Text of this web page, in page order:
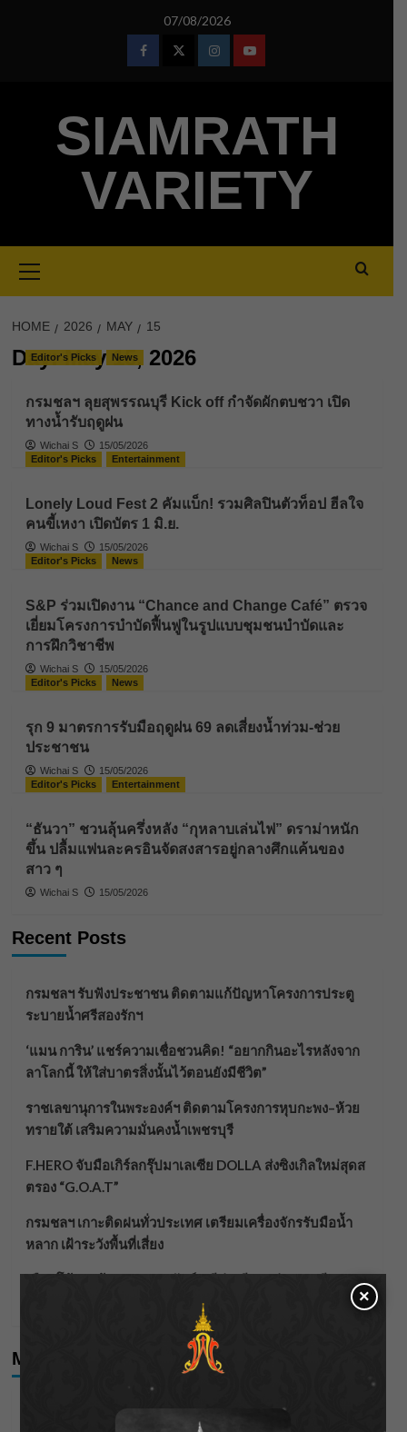
07/08/2026
FacebookTwitterInstagramYoutube
SIAMRATH
VARIETY
Menu
HOME 2026 MAY 15
Day:May 15, 2026
Editor's Picks News
กรมชลฯ ลุยสุพรรณบุรี Kick off กำจัดผักตบชวา เปิด
ทางน้ำรับฤดูฝน
Wichai S
15/05/2026
Editor's Picks
Entertainment
Lonely Loud Fest 2 คัมแบ็ก! รวมศิลปินตัวท็อป ฮีลใจ
คนขี้เหงา เปิดบัตร 1 มิ.ย.
Wichai S
15/05/2026
Editor's Picks
News
S&P ร่วมเปิดงาน “Chance and Change Café” ตรวจ
เยี่ยมโครงการบำบัดฟื้นฟูในรูปแบบชุมชนบำบัดและ
การฝึกวิชาชีพ
Wichai S
15/05/2026
Editor's Picks
News
รุก 9 มาตรการรับมือฤดูฝน 69 ลดเสี่ยงน้ำท่วม-ช่วย
ประชาชน
Wichai S
15/05/2026
Editor's Picks
Entertainment
“ธันวา” ชวนลุ้นครึ่งหลัง “กุหลาบเล่นไฟ” ดราม่าหนัก
ขึ้น ปลื้มแฟนละครอินจัดสงสารอยู่กลางศึกแค้นของ
สาว ๆ
Wichai S 15/05/2026
Recent Posts
กรมชลฯ รับฟังประชาชน ติดตามแก้ปัญหาโครงการประตู
ระบายน้ำศรีสองรักฯ
‘แมน การิน’ แชร์ความเชื่อชวนคิด! “อยากกินอะไรหลังจาก
ลาโลกนี้ ให้ใส่บาตรสิ่งนั้นไว้ตอนยังมีชีวิต”
ราชเลขานุการในพระองค์ฯ ติดตามโครงการหุบกะพง–ห้วย
ทรายใต้ เสริมความมั่นคงน้ำเพชรบุรี
F.HERO จับมือเกิร์ลกรุ๊ปมาเลเซีย DOLLA ส่งซิงเกิลใหม่สุดส
ตรอง “G.O.A.T”
กรมชลฯ เกาะติดฝนทั่วประเทศ เตรียมเครื่องจักรรับมือน้ำ
หลาก เฝ้าระวังพื้นที่เสี่ยง
เดือดโค้งสุดท้าย! “ภณ ณวัสน์ – จีน่า ญีนา” ส่ง “ธาตรี” เรต
ติ้งพุ่ง พาคนดูแห่ลุ้นบทสรุป 10 สิงหาคมนี้ !
Meta
×